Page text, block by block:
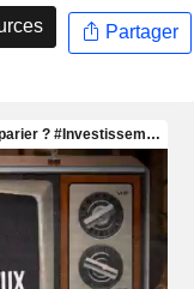
Partager